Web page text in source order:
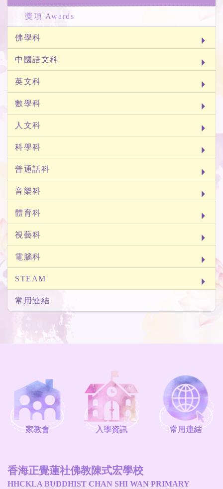
獎項 Awards
佛學科
中國語文科
英文科
數學科
人文科
科學科
普通話科
音樂科
體育科
視藝科
電腦科
STEAM
常用連結
家教會 入學資訊 常用連結
香海正覺蓮社佛教陳式宏學校
HHCKLA BUDDHIST CHAN SHI WAN PRIMARY